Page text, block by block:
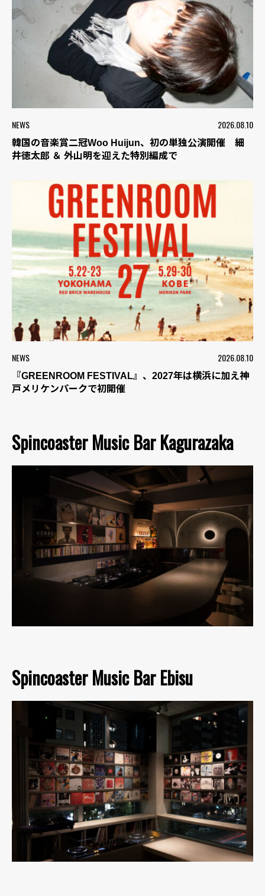
NEWS 2026.08.10
韓国の音楽賞二冠Woo Huijun、初の単独公演開催 細
井徳太郎 ＆ 外山明を迎えた特別編成で
NEWS 2026.08.10
『GREENROOM FESTIVAL』、2027年は横浜に加え神
戸メリケンパークで初開催
Spincoaster Music Bar Kagurazaka
Spincoaster Music Bar Ebisu